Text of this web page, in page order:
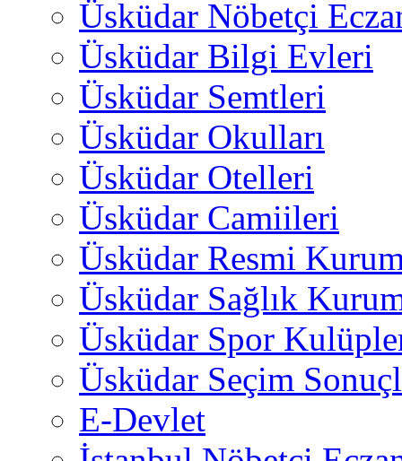
Üsküdar Nöbetçi
Üsküdar Bilgi Evleri
Üsküdar Semtleri
Üsküdar Okulları
Üsküdar Otelleri
Üsküdar Camiileri
Üsküdar Resmi
Üsküdar Sağlık
Üsküdar Spor
Üsküdar Seçim
E-Devlet